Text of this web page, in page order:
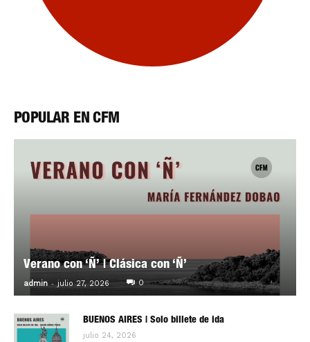
POPULAR EN CFM
Verano con ‘Ñ’ | Clásica con ‘Ñ’
admin - julio 27, 2026 0
BUENOS AIRES | Solo billete de ida
julio 24, 2026